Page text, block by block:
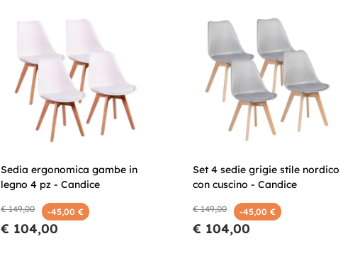
Sedia ergonomica gambe in
legno 4 pz - Candice
€ 149,00 -45,00 €
€ 104,00
Set 4 sedie grigie stile nordico
con cuscino - Candice
€ 149,00 -45,00 €
€ 104,00